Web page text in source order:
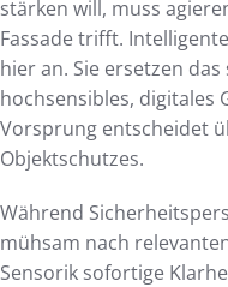
stärken will, muss
Fassade trifft.
hier an. Sie ersetzen
hochsensibles, digitales
Vorsprung entscheidet
Objektschutzes.
Während
mühsam nach
Sensorik sofortige